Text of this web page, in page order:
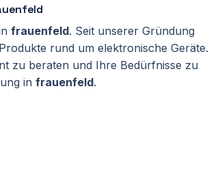
frauenfeld. Seit unserer Gründung
rund um elektronische Geräte.
zu beraten und Ihre Bedürfnisse zu
in frauenfeld.